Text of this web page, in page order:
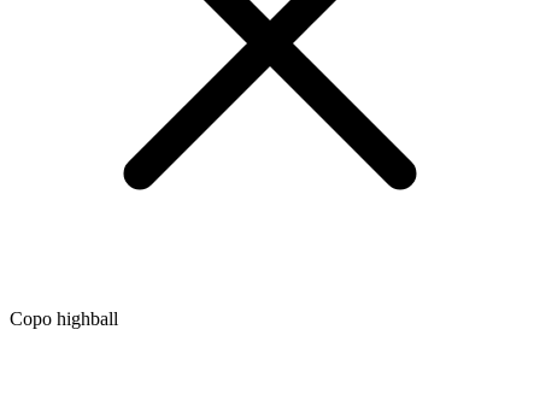
Copo highball